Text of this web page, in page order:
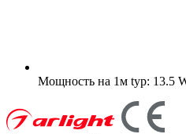
Мощность на 1м typ: 13.5